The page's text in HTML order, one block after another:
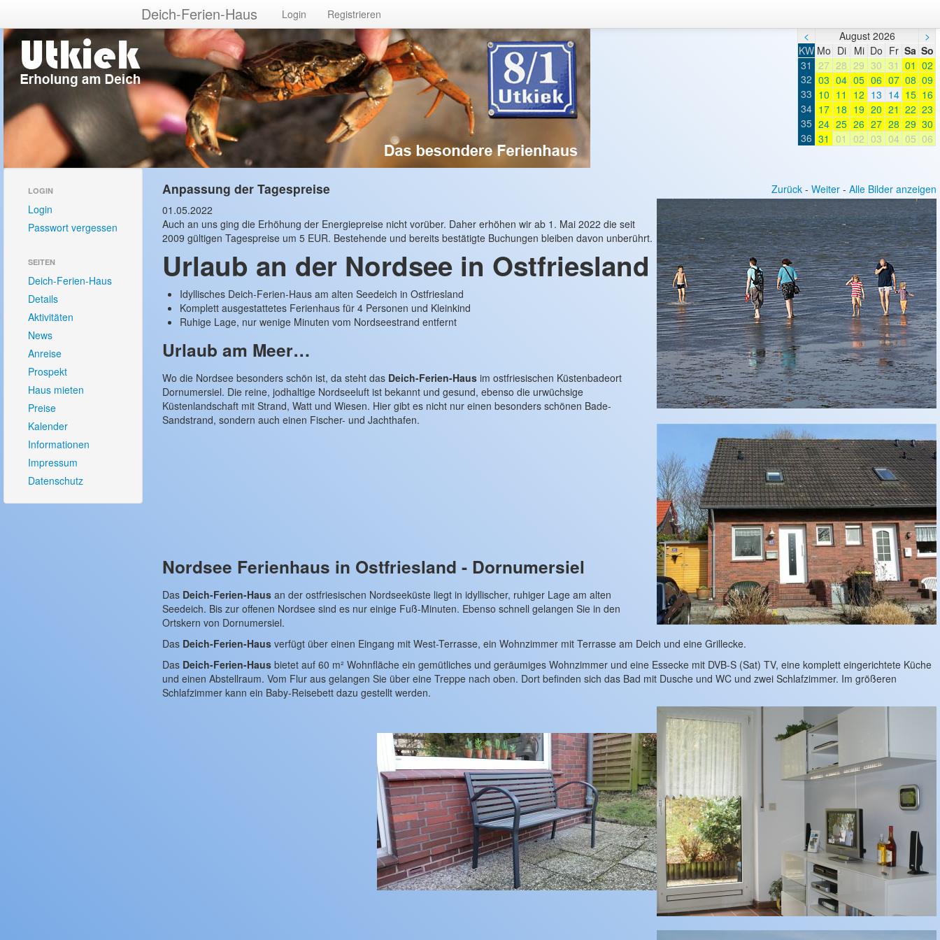
Deich-Ferien-Haus Login
Registrieren
<
August 2026
>
KW Mo Di Mi Do Fr Sa So
31
27 28 29 30 31 01 02
32 03 04 05 06 07 08 09
33 10 11 12 13 14 15 16
34 17 18 19 20 21 22 23
35 24 25 26 27 28 29 30
36 31 01 02 03 04 05 06
LOGIN
Login
Passwort vergessen
SEITEN
Deich-Ferien-Haus
Details
Aktivitäten
News
Anreise
Prospekt
Haus mieten
Preise
Kalender
Informationen
Impressum
Datenschutz
Zurück- Weiter- Alle Bilder anzeigen
Anpassung der Tagespreise
01.05.2022
Auch an uns ging die Erhöhung der Energiepreise nicht vorüber. Daher erhöhen wir ab 1. Mai 2022 die seit
2009 gültigen Tagespreise um 5 EUR. Bestehende und bereits bestätigte Buchungen bleiben davon unberührt.
Urlaub an der Nordsee in Ostfriesland
Idyllisches Deich-Ferien-Haus am alten Seedeich in Ostfriesland
Komplett ausgestattetes Ferienhaus für 4 Personen und Kleinkind
Ruhige Lage, nur wenige Minuten vom Nordseestrand entfernt
Urlaub am Meer…
Wo die Nordsee besonders schön ist, da steht das Deich-Ferien-Haus im ostfriesischen Küstenbadeort
Dornumersiel. Die reine, jodhaltige Nordseeluft ist bekannt und gesund, ebenso die urwüchsige
Küstenlandschaft mit Strand, Watt und Wiesen. Hier gibt es nicht nur einen besonders schönen Bade-
Sandstrand, sondern auch einen Fischer- und Jachthafen.
Nordsee Ferienhaus in Ostfriesland - Dornumersiel
Das Deich-Ferien-Haus an der ostfriesischen Nordseeküste liegt in idyllischer, ruhiger Lage am alten
Seedeich. Bis zur offenen Nordsee sind es nur einige Fuß-Minuten. Ebenso schnell gelangen Sie in den
Ortskern von Dornumersiel.
Das Deich-Ferien-Haus verfügt über einen Eingang mit West-Terrasse, ein Wohnzimmer mit Terrasse am Deich und eine Grillecke.
Das Deich-Ferien-Haus bietet auf 60 m² Wohnfläche ein gemütliches und geräumiges Wohnzimmer und eine Essecke mit DVB-S (Sat) TV, eine komplett eingerichtete Küche
und einen Abstellraum. Vom Flur aus gelangen Sie über eine Treppe nach oben. Dort befinden sich das Bad mit Dusche und WC und zwei Schlafzimmer. Im größeren
Schlafzimmer kann ein Baby-Reisebett dazu gestellt werden.